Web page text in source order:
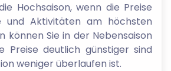
Hochsaison, wenn die Preise
und Aktivitäten am höchsten
können Sie in der Nebensaison
Preise deutlich günstiger sind
weniger überlaufen ist.